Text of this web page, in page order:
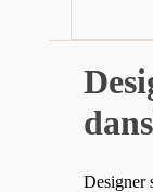
Designer